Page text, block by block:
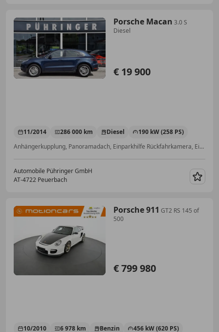
Porsche Macan 3.0 S
Diesel
€ 19 900
11/2014 286 000 km Diesel
190 kW (258 PS)
Anhängerkupplung, Panoramadach, Einparkhilfe Rückfahrkamera, Einparkhilfe Sensoren hinten, Luftfederung, Start/Stop-Automatik, Scheckheftgepflegt, Elektrische Seitenspiegel
Automobile Pühringer GmbH
AT-4722 Peuerbach
Porsche 911 GT2 RS 145 of
500
€ 799 980
10/2010 6 978 km Benzin 456 kW (620 PS)